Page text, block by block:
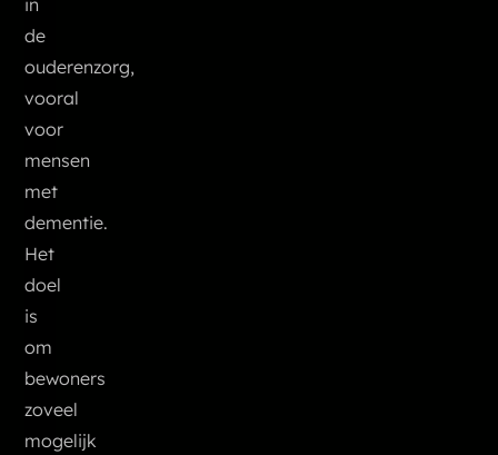
in
de
ouderenzorg,
vooral
voor
mensen
met
dementie.
Het
doel
is
om
bewoners
zoveel
mogelijk